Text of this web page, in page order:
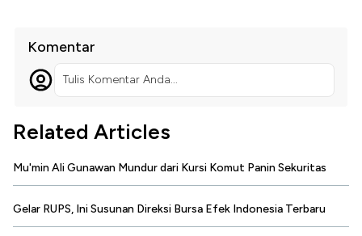
Komentar
Tulis Komentar Anda...
Related Articles
Mu'min Ali Gunawan Mundur dari Kursi Komut Panin Sekuritas
Gelar RUPS, Ini Susunan Direksi Bursa Efek Indonesia Terbaru